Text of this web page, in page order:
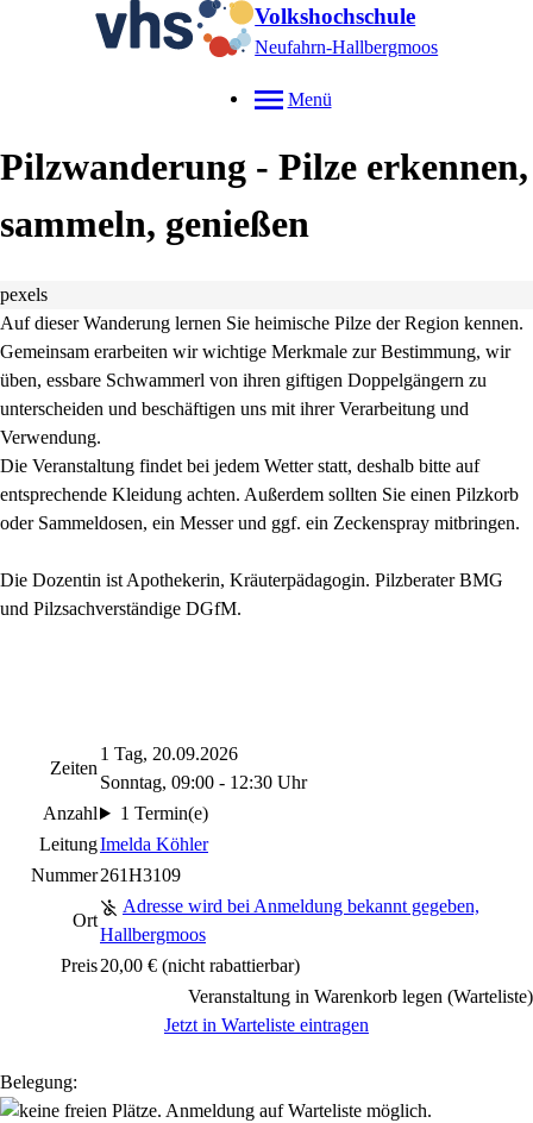
Volkshochschule
Neufahrn-Hallbergmoos
Menü
Pilzwanderung - Pilze erkennen,
sammeln, genießen
pexels
Auf dieser Wanderung lernen Sie heimische Pilze der Region kennen.
Gemeinsam erarbeiten wir wichtige Merkmale zur Bestimmung, wir
üben, essbare Schwammerl von ihren giftigen Doppelgängern zu
unterscheiden und beschäftigen uns mit ihrer Verarbeitung und
Verwendung.
Die Veranstaltung findet bei jedem Wetter statt, deshalb bitte auf
entsprechende Kleidung achten. Außerdem sollten Sie einen Pilzkorb
oder Sammeldosen, ein Messer und ggf. ein Zeckenspray mitbringen.
Die Dozentin ist Apothekerin, Kräuterpädagogin. Pilzberater BMG
und Pilzsachverständige DGfM.
Zeiten
1 Tag, 20.09.2026
Sonntag, 09:00 - 12:30 Uhr
Anzahl
1 Termin(e)
LeitungImelda Köhler
Nummer261H3109
Ort
Adresse wird bei Anmeldung bekannt gegeben,
Hallbergmoos
Preis20,00 € (nicht rabattierbar)
Veranstaltung in Warenkorb legen (Warteliste)
Jetzt in Warteliste eintragen
Belegung: